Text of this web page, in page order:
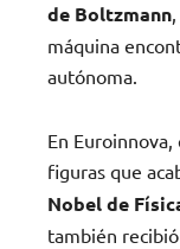
de Boltzmann
máquina
autónoma.
En
figuras que
Nobel de
también